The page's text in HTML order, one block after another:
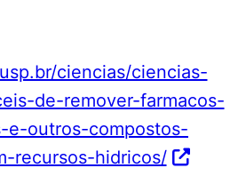
ciencias/ciencias-
de-remover-farmacos-
e-outros-compostos-
recursos-hidricos/